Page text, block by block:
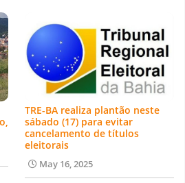
TRE-BA realiza plantão neste
sábado (17) para evitar
cancelamento de títulos
eleitorais
May 16, 2025